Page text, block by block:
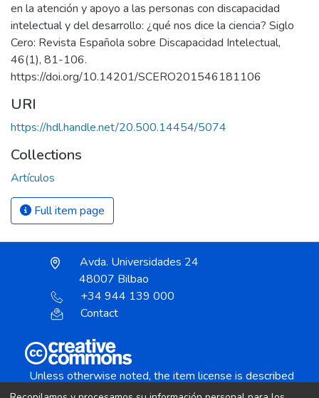
en la atención y apoyo a las personas con discapacidad
intelectual y del desarrollo: ¿qué nos dice la ciencia? Siglo
Cero: Revista Española sobre Discapacidad Intelectual,
46(1), 81-106.
https://doi.org/10.14201/SCERO201546181106
URI
https://hdl.handle.net/20.500.14454/5074
Collections
Artículos
Full item page
Avda. Universidades 24
48007 Bilbao
+34 944 139 000
Contact
Unless otherwise noted, the item license is described
as: